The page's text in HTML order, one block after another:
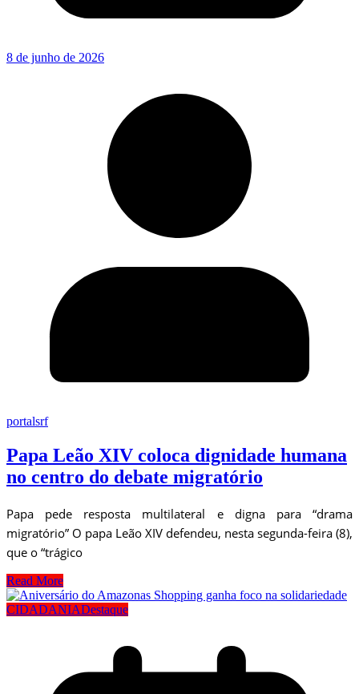
8 de junho de 2026
portalsrf
Papa Leão XIV coloca dignidade humana
no centro do debate migratório
Papa pede resposta multilateral e digna para “drama
migratório” O papa Leão XIV defendeu, nesta segunda-feira (8),
que o “trágico
Read More
CIDADANIADestaque